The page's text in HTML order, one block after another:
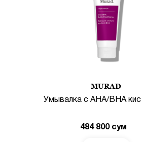
MURAD
Умывалка с AHA/BHA
484 800сум